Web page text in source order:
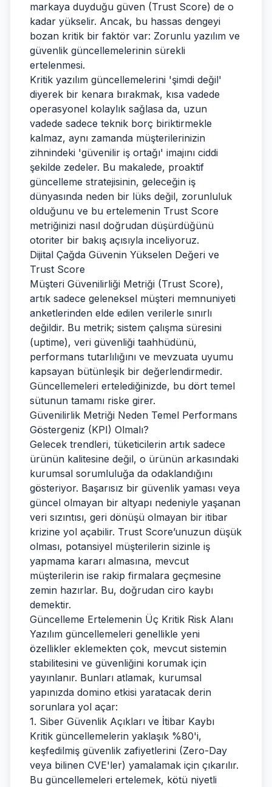
markaya duyduğu güven (Trust Score) de o
kadar yükselir. Ancak, bu hassas dengeyi
bozan kritik bir faktör var: Zorunlu yazılım ve
güvenlik güncellemelerinin sürekli
ertelenmesi.
Kritik yazılım güncellemelerini 'şimdi değil'
diyerek bir kenara bırakmak, kısa vadede
operasyonel kolaylık sağlasa da, uzun
vadede sadece teknik borç biriktirmekle
kalmaz, aynı zamanda müşterilerinizin
zihnindeki 'güvenilir iş ortağı' imajını ciddi
şekilde zedeler. Bu makalede, proaktif
güncelleme stratejisinin, geleceğin iş
dünyasında neden bir lüks değil, zorunluluk
olduğunu ve bu ertelemenin Trust Score
metriğinizi nasıl doğrudan düşürdüğünü
otoriter bir bakış açısıyla inceliyoruz.
Dijital Çağda Güvenin Yükselen Değeri ve
Trust Score
Müşteri Güvenilirliği Metriği (Trust Score),
artık sadece geleneksel müşteri memnuniyeti
anketlerinden elde edilen verilerle sınırlı
değildir. Bu metrik; sistem çalışma süresini
(uptime), veri güvenliği taahhüdünü,
performans tutarlılığını ve mevzuata uyumu
kapsayan bütünleşik bir değerlendirmedir.
Güncellemeleri ertelediğinizde, bu dört temel
sütunun tamamı riske girer.
Güvenilirlik Metriği Neden Temel Performans
Göstergeniz (KPI) Olmalı?
Gelecek trendleri, tüketicilerin artık sadece
ürünün kalitesine değil, o ürünün arkasındaki
kurumsal sorumluluğa da odaklandığını
gösteriyor. Başarısız bir güvenlik yaması veya
güncel olmayan bir altyapı nedeniyle yaşanan
veri sızıntısı, geri dönüşü olmayan bir itibar
krizine yol açabilir. Trust Score’unuzun düşük
olması, potansiyel müşterilerin sizinle iş
yapmama kararı almasına, mevcut
müşterilerin ise rakip firmalara geçmesine
zemin hazırlar. Bu, doğrudan ciro kaybı
demektir.
Güncelleme Ertelemenin Üç Kritik Risk Alanı
Yazılım güncellemeleri genellikle yeni
özellikler eklemekten çok, mevcut sistemin
stabilitesini ve güvenliğini korumak için
yayınlanır. Bunları atlamak, kurumsal
yapınızda domino etkisi yaratacak derin
sorunlara yol açar:
1. Siber Güvenlik Açıkları ve İtibar Kaybı
Kritik güncellemelerin yaklaşık %80'i,
keşfedilmiş güvenlik zafiyetlerini (Zero-Day
veya bilinen CVE'ler) yamalamak için çıkarılır.
Bu güncellemeleri ertelemek, kötü niyetli